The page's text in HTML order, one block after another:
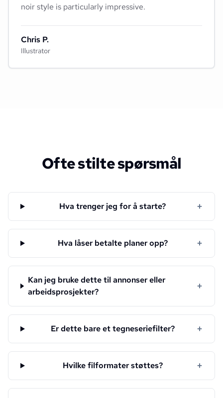
noir style is particularly impressive.
Chris P.
Illustrator
Ofte stilte spørsmål
Hva trenger jeg for å starte? +
Hva låser betalte planer opp? +
Kan jeg bruke dette til annonser eller
arbeidsprosjekter?
+
Er dette bare et tegneseriefilter? +
Hvilke filformater støttes? +